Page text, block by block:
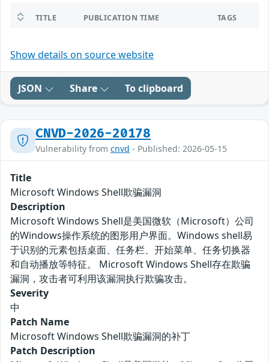
TITLE PUBLICATION TIME TAGS
Show details on source website
JSON Share To clipboard
CNVD-2026-20178
Vulnerability from cnvd - Published: 2026-05-15
Title
Microsoft Windows Shell欺骗漏洞
Description
Microsoft Windows Shell是美国微软（Microsoft）公司
的Windows操作系统的图形用户界面。Windows shell易
于识别的元素包括桌面、任务栏、开始菜单、任务切换器
和自动播放等特征。 Microsoft Windows Shell存在欺骗
漏洞，攻击者可利用该漏洞执行欺骗攻击。
Severity
中
Patch Name
Microsoft Windows Shell欺骗漏洞的补丁
Patch Description